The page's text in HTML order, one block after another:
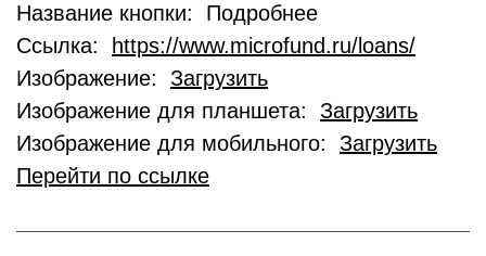
Название кнопки: Подробнее
Ссылка:
https://www.microfund.ru/loans/
Изображение: Загрузить
Изображение для планшета: Загрузить
Изображение для мобильного: Загрузить
Перейти по ссылке